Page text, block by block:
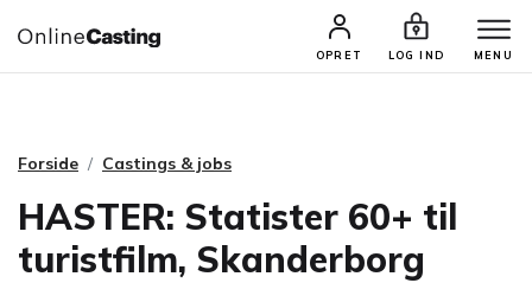
OPRET LOG IND MENU
CASTINGS & JOBS SØG PROFIL
Forside Castings & jobs
HASTER: Statister 60+ til
turistfilm, Skanderborg